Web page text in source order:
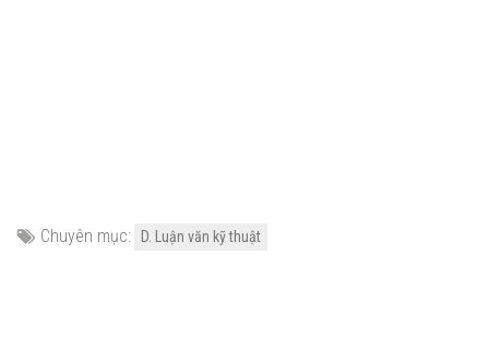
Chuyên mục: D. Luận văn kỹ thuật